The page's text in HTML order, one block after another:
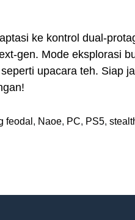
ke kontrol dual-
gen. Mode eksplorasi
upacara teh. Siap
feodal , Naoe, PC, PS5,